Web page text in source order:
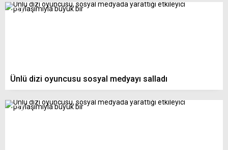
Ünlü dizi oyuncusu sosyal medyayı salladı